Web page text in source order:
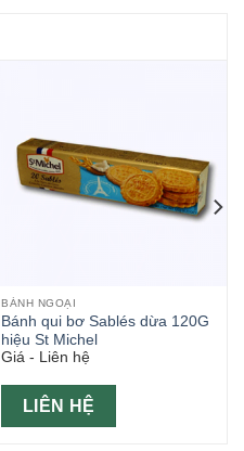
BÁNH NGOẠI
Bánh qui bơ Sablés dừa 120G
hiệu St Michel
Giá - Liên hệ
LIÊN HỆ